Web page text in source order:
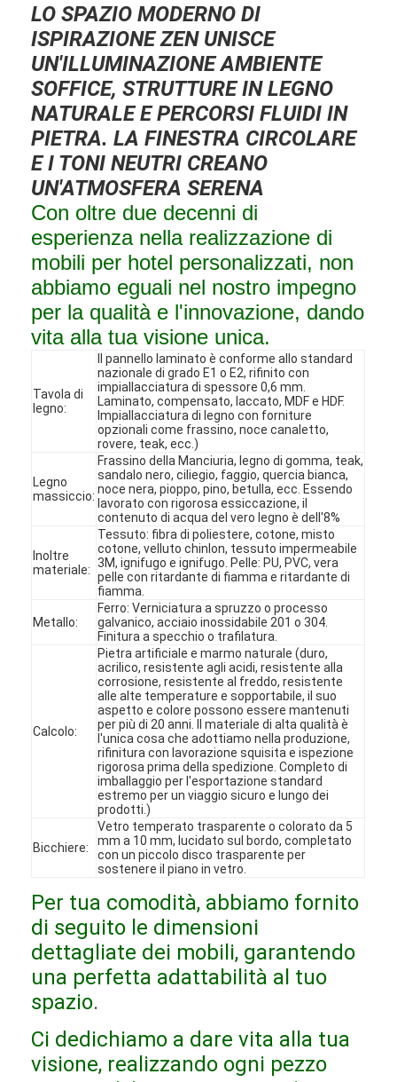
Prodotti
Spettacolo VR
Su di noi
Visita alla fabbrica
Controllo Qualità
Contattaci
Notizie
Casi
Domande frequenti
Ora chiacchieri
LO SPAZIO MODERNO DI
ISPIRAZIONE ZEN UNISCE
UN'ILLUMINAZIONE AMBIENTE
SOFFICE, STRUTTURE IN LEGNO
NATURALE E PERCORSI FLUIDI IN
PIETRA. LA FINESTRA CIRCOLARE
E I TONI NEUTRI CREANO
UN'ATMOSFERA SERENA
Con oltre due decenni di
esperienza nella realizzazione di
mobili per hotel personalizzati, non
abbiamo eguali nel nostro impegno
per la qualità e l'innovazione, dando
vita alla tua visione unica.
Tavola di
legno:
Il pannello laminato è conforme allo standard
nazionale di grado E1 o E2, rifinito con
impiallacciatura di spessore 0,6 mm.
Laminato, compensato, laccato, MDF e HDF.
Impiallacciatura di legno con forniture
opzionali come frassino, noce canaletto,
rovere, teak, ecc.)
Legno
massiccio:
Frassino della Manciuria, legno di gomma, teak,
sandalo nero, ciliegio, faggio, quercia bianca,
noce nera, pioppo, pino, betulla, ecc. Essendo
lavorato con rigorosa essiccazione, il
contenuto di acqua del vero legno è dell'8%
Inoltre
materiale:
Tessuto: fibra di poliestere, cotone, misto
cotone, velluto chinlon, tessuto impermeabile
3M, ignifugo e ignifugo. Pelle: PU, PVC, vera
pelle con ritardante di fiamma e ritardante di
fiamma.
Metallo:
Ferro: Verniciatura a spruzzo o processo
galvanico, acciaio inossidabile 201 o 304.
Finitura a specchio o trafilatura.
Calcolo:
Pietra artificiale e marmo naturale (duro,
acrilico, resistente agli acidi, resistente alla
corrosione, resistente al freddo, resistente
alle alte temperature e sopportabile, il suo
aspetto e colore possono essere mantenuti
per più di 20 anni. Il materiale di alta qualità è
l'unica cosa che adottiamo nella produzione,
rifinitura con lavorazione squisita e ispezione
rigorosa prima della spedizione. Completo di
imballaggio per l'esportazione standard
estremo per un viaggio sicuro e lungo dei
prodotti.)
Bicchiere:
Vetro temperato trasparente o colorato da 5
mm a 10 mm, lucidato sul bordo, completato
con un piccolo disco trasparente per
sostenere il piano in vetro.
Per tua comodità, abbiamo fornito
di seguito le dimensioni
dettagliate dei mobili, garantendo
una perfetta adattabilità al tuo
spazio.
Ci dedichiamo a dare vita alla tua
visione, realizzando ogni pezzo